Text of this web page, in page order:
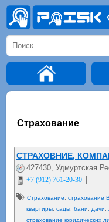
Страхование
СТРАХОВНИЕ,
427430, Удмуртская
+7 (912) 761-20-30 |
Страхование страхование
квартиры, сады, бани дачи
страхование юридических